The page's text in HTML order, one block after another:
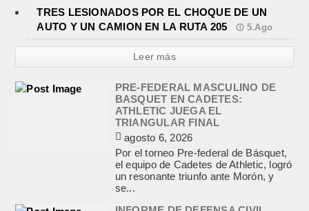
TRES LESIONADOS POR EL CHOQUE DE UN
AUTO Y UN CAMION EN LA RUTA 205
5.Ago
Leer más
PRE-FEDERAL MASCULINO DE
BASQUET EN CADETES:
ATHLETIC JUEGA EL
TRIANGULAR FINAL
agosto 6, 2026
Por el torneo Pre-federal de Básquet,
el equipo de Cadetes de Athletic, logró
un resonante triunfo ante Morón, y
se...